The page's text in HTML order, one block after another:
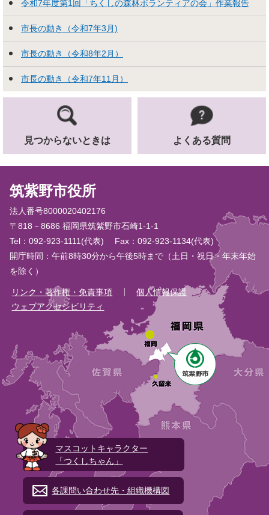
令和7年度第1回「ちくしの森林ボランティアの会」作業報告
市長の動き（令和7年3月)
市長の動き（令和8年2月）
市長の動き（令和7年11月）
見つからないときは よくある質問
筑紫野市役所
法人番号8000020402176
〒818－8686 福岡県筑紫野市石崎1-1-1
Tel：092-923-1111(代表)
Fax：092-923-1134(代表)
開庁時間：午前8時30分から午後5時まで（土日・祝日・年末年始
を除く）
リンク・著作権・免責事項
個人情報保護
ウェブアクセシビリティ
マスコットキャラクター
「つくしちゃん」
各課問い合わせ先・組織機構図